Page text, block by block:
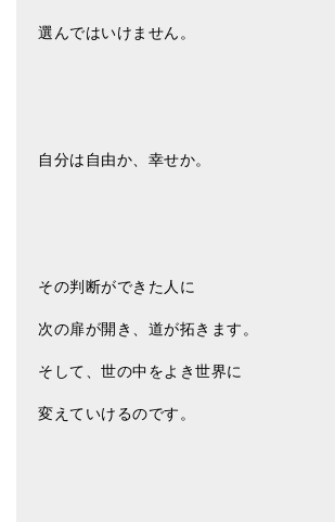
選んではいけません。
自分は自由か、幸せか。
その判断ができた人に
次の扉が開き、道が拓きます。
そして、世の中をよき世界に
変えていけるのです。